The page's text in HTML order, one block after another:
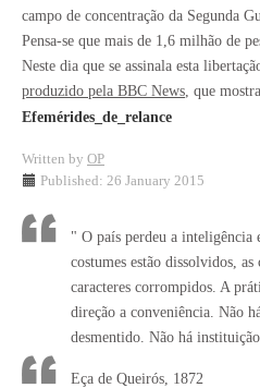
campo de concentração da Segunda
Pensa-se que mais de 1,6 milhão de
Neste dia que se assinala esta
produzido pela BBC News , que
Efemérides_de_relance
Written by OP
Published: 26 January 2015
" O país perdeu a inteligência
costumes estão dissolvidos, as
caracteres corrompidos. A
direção a conveniência. Não
desmentido. Não há
Eça de Queirós, 1872